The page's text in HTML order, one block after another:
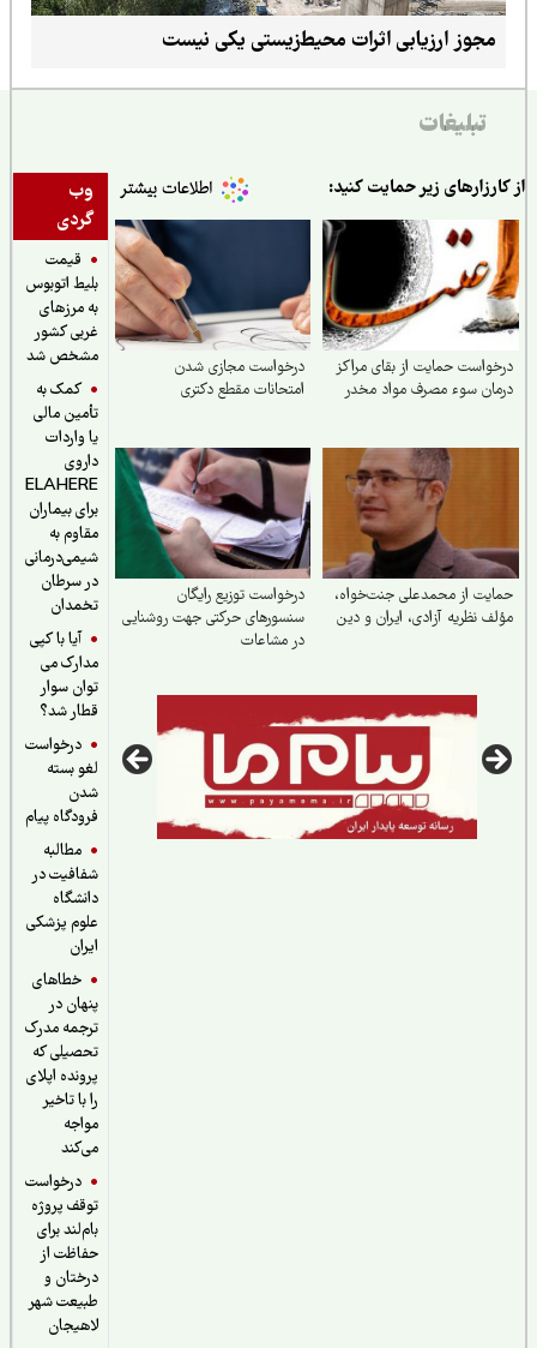
مجوز ارزیابی اثرات محیط‌زیستی یکی نیست
تبلیغات
وب
گردی
قیمت
بلیط اتوبوس
به مرزهای
غربی کشور
مشخص شد
کمک به
تأمین مالی
یا واردات
داروی
ELAHERE
برای بیماران
مقاوم به
شیمی‌درمانی
در سرطان
تخمدان
آیا با کپی
مدارک می
توان سوار
قطار شد؟
درخواست
لغو بسته
فرودگاه پیام
مطالبه
شفافیت در
دانشگاه
علوم پزشکی
خطاهای
پنهان در
ترجمه مدرک
تحصیلی که
پرونده اپلای
را با تاخیر
درخواست
توقف پروژه
بام‌لند برای
حفاظت از
درختان و
طبیعت شهر
لاهیجان
زیر حمایت کنید:
حمایت از بقای مراکز
سوء مصرف مواد مخدر
درخواست مجازی شدن
امتحانات مقطع دکتری
از محمدعلی جنت‌خواه،
نظریه آزادی، ایران و دین
درخواست توزیع رایگان
سنسورهای حرکتی جهت روشنایی
در مشاعات